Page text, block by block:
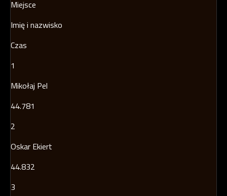
Miejsce
Imię i nazwisko
Czas
1
Mikołaj Pel
44.781
2
Oskar Ekiert
44.832
3